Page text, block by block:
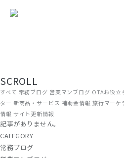
現場から、届ける
SCROLL
すべて 常務ブログ 営業マンブログ OTAお役立
ター 新商品・サービス 補助金情報 旅行マーケ
情報 サイト更新情報
記事がありません。
CATEGORY
常務ブログ